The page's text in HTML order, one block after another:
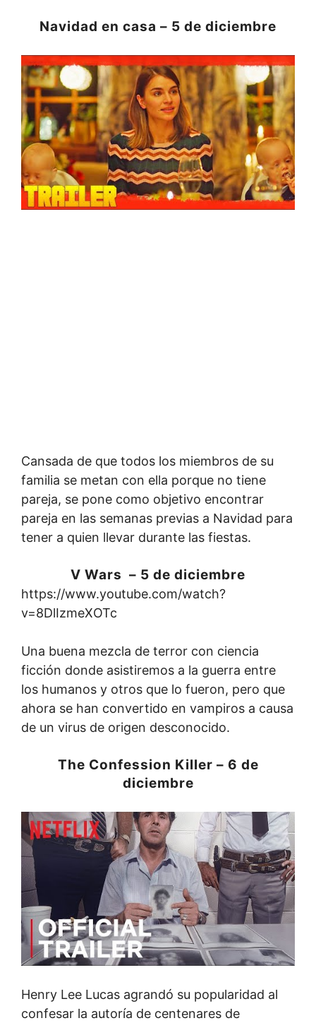
Navidad en casa – 5 de diciembre
Cansada de que todos los miembros de su
familia se metan con ella porque no tiene
pareja, se pone como objetivo encontrar
pareja en las semanas previas a Navidad para
tener a quien llevar durante las fiestas.
V Wars – 5 de diciembre
https://www.youtube.com/watch?
v=8DlIzmeXOTc
Una buena mezcla de terror con ciencia
ficción donde asistiremos a la guerra entre
los humanos y otros que lo fueron, pero que
ahora se han convertido en vampiros a causa
de un virus de origen desconocido.
The Confession Killer – 6 de
diciembre
Henry Lee Lucas agrandó su popularidad al
confesar la autoría de centenares de